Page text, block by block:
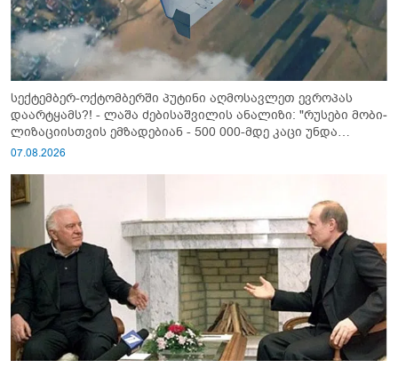
სექტემბერ-ოქტომბერში პუტინი აღმოსავლეთ ევროპას
დაარტყამს?! - ლაშა ძებისაშვილის ანალიზი: "რუსები მობი­
ლიზაციისთვის ემზადებიან - 500 000-მდე კაცი უნდა
გაიწვიონ ომში"
07.08.2026